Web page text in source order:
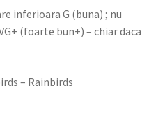
inferioara G (buna) ; nu
(foarte bun+) – chiar daca
– Rainbirds